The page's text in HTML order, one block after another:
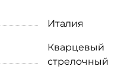
Италия
Кварцевый
стрелочный